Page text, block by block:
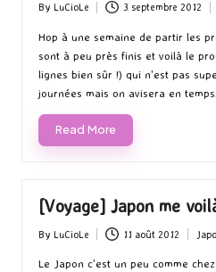
Posted
by
By LuCioLe 3 septembre 2012
Hop à une semaine de partir les
sont à peu près finis et voilà le
lignes bien sûr !) qui n'est pas
journées mais on avisera en
Read More
[Voyage] Japon me
Posted
by
By LuCioLe 11 août 2012
in
Le Japon c'est un peu comme